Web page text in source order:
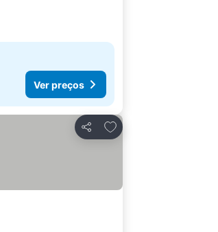
Ver preços
Partilhar
Adicionar aos favoritos